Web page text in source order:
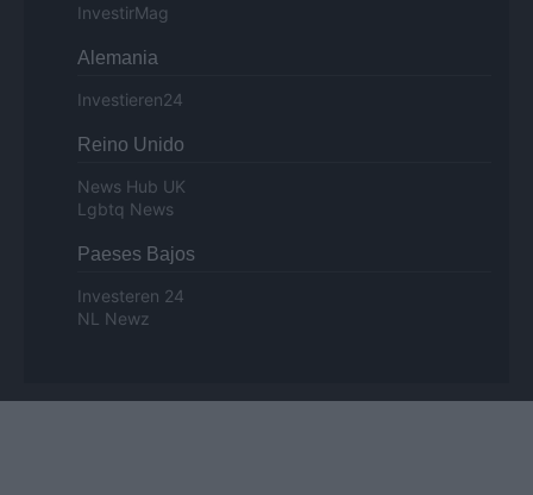
InvestirMag
Alemania
Investieren24
Reino Unido
News Hub UK
Lgbtq News
Paeses Bajos
Investeren 24
NL Newz